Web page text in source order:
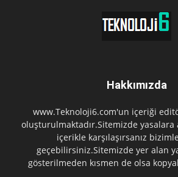
Hakkımızda
www.Teknoloji6.com'un içeriği
oluşturulmaktadır.Sitemizde yasalara
içerikle karşılaşırsanız
geçebilirsiniz.Sitemizde yer alan
gösterilmeden kısmen de olsa